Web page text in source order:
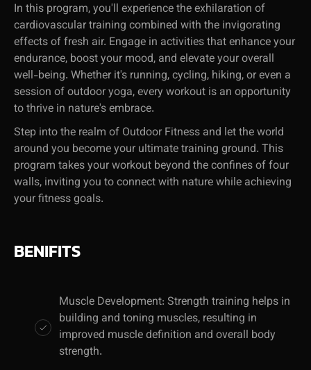
In this program, you'll experience the exhilaration of
cardiovascular training combined with the invigorating
effects of fresh air. Engage in activities that enhance your
endurance, boost your mood, and elevate your overall
well-being. Whether it's running, cycling, hiking, or even a
session of outdoor yoga, every workout is an opportunity
to thrive in nature's embrace.
Step into the realm of Outdoor Fitness and let the world
around you become your ultimate training ground. This
program takes your workout beyond the confines of four
walls, inviting you to connect with nature while achieving
your fitness goals.
BENIFITS
Muscle Development: Strength training helps in
building and toning muscles, resulting in
improved muscle definition and overall body
strength.